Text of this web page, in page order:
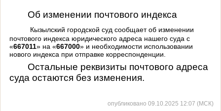
Об изменении почтового индекса
Кызылский городской суд сообщает об изменении
почтового индекса юридического адреса нашего суда с
«667011» на «667000» и необходимости использовании
нового индекса при отправке корреспонденции.
Остальные реквизиты почтового адреса
суда остаются без изменения.
опубликовано 09.10.2025 12:07 (МСК)